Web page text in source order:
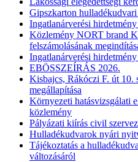
Gipszkarton
Ingatlanárverési
Közlemény NORT brand
felszámolásának
Ingatlanárverési
EBÖSSZEÍRÁS 2026.
Kisbajcs, Rákóczi F. út 10.
megállapítása
Környezeti
közlemény
Pályázati kiírás civil
Hulladékudvarok nyári
Tájékoztatás a
változásáról